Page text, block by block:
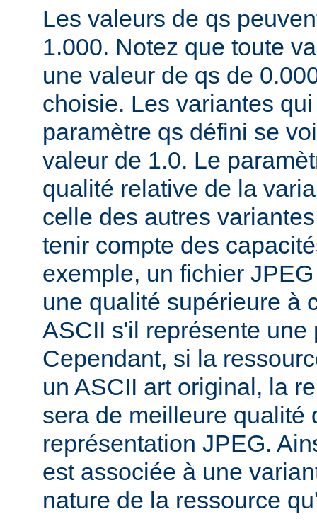
Les valeurs de qs
1.000. Notez que toute
une valeur de qs de
choisie. Les variantes
paramètre qs défini se
valeur de 1.0. Le
qualité relative de la
celle des autres
tenir compte des
exemple, un fichier
une qualité supérieure à
ASCII s'il représente une
Cependant, si la
un ASCII art original, la
sera de meilleure qualité
représentation JPEG.
est associée à une
nature de la ressource